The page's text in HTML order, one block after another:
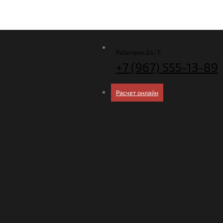
Работаем 24/7:
+7 (967) 555-13-89
Расчет онлайн